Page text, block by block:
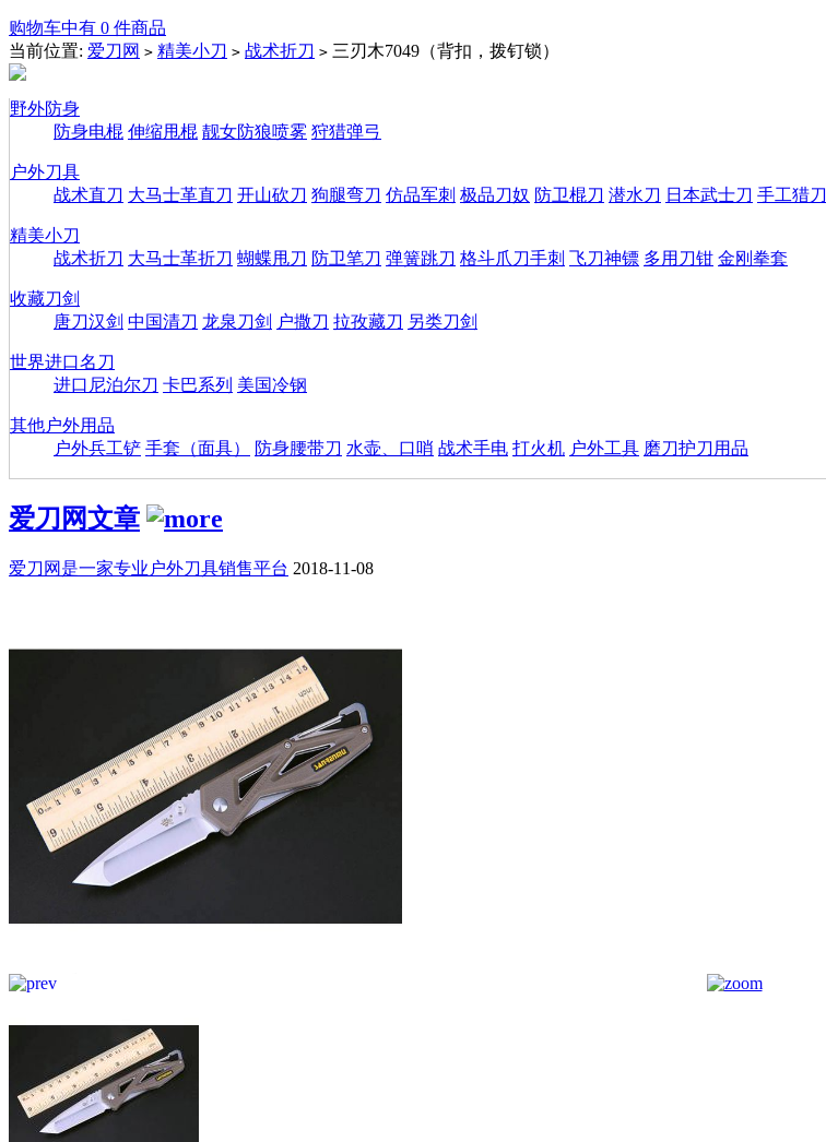
购物车中有 0 件商品
当前位置: 爱刀网 > 精美小刀 > 战术折刀 > 三刃木7049（背扣，拨钉锁）
野外防身
防身电棍 伸缩甩棍 靓女防狼喷雾 狩猎弹弓
户外刀具
战术直刀 大马士革直刀 开山砍刀 狗腿弯刀 仿品军刺 极品刀奴 防卫棍刀 潜水刀 日本武士刀 手工猎刀
精美小刀
战术折刀 大马士革折刀 蝴蝶甩刀 防卫笔刀 弹簧跳刀 格斗爪刀手刺 飞刀神镖 多用刀钳 金刚拳套
收藏刀剑
唐刀汉剑 中国清刀 龙泉刀剑 户撒刀 拉孜藏刀 另类刀剑
世界进口名刀
进口尼泊尔刀 卡巴系列 美国冷钢
其他户外用品
户外兵工铲 手套（面具） 防身腰带刀 水壶、口哨 战术手电 打火机 户外工具 磨刀护刀用品
爱刀网文章
爱刀网是一家专业户外刀具销售平台 2018-11-08